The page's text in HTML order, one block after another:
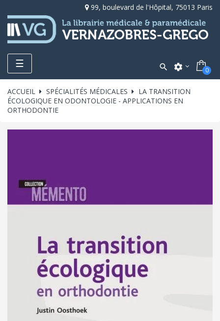
99, boulevard de l'Hôpital, 75013 Paris
Toggle
navigation
☰  settings 0
ACCUEIL SPÉCIALITÉS MÉDICALES
LA TRANSITION
ÉCOLOGIQUE EN ODONTOLOGIE - APPLICATIONS EN
ORTHODONTIE